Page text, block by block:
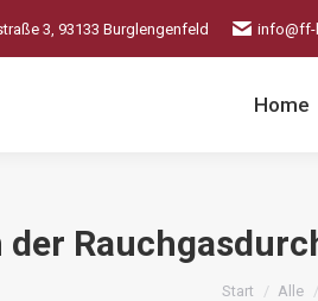
3, 93133 Burglengenfeld info@ff-
Home
Sie
Start Alle